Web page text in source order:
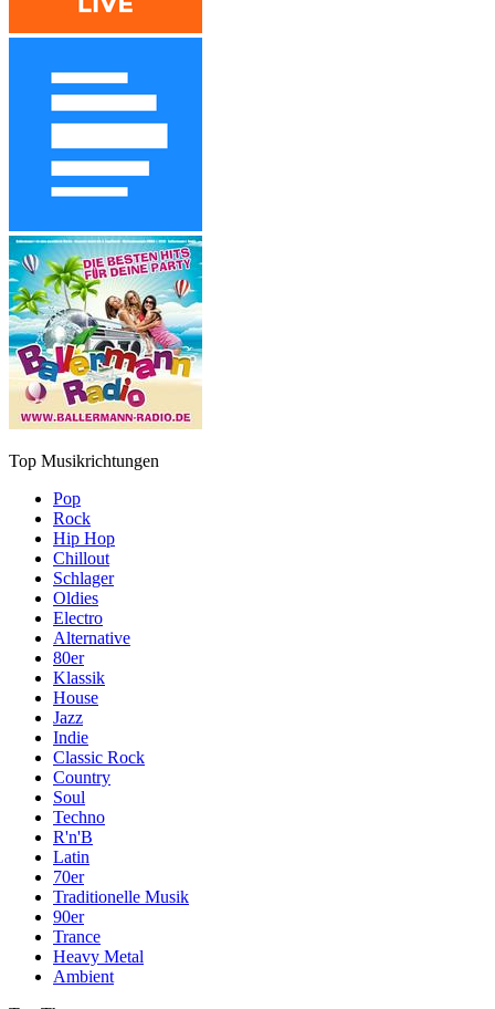
Top Musikrichtungen
Pop
Rock
Hip Hop
Chillout
Schlager
Oldies
Electro
Alternative
80er
Klassik
House
Jazz
Indie
Classic Rock
Country
Soul
Techno
R'n'B
Latin
70er
Traditionelle Musik
90er
Trance
Heavy Metal
Ambient